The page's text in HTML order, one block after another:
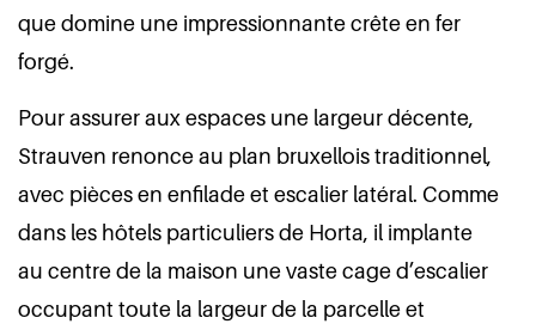
que domine une impressionnante crête en fer
forgé.
Pour assurer aux espaces une largeur décente,
Strauven renonce au plan bruxellois traditionnel,
avec pièces en enfilade et escalier latéral. Comme
dans les hôtels particuliers de Horta, il implante
au centre de la maison une vaste cage d’escalier
occupant toute la largeur de la parcelle et